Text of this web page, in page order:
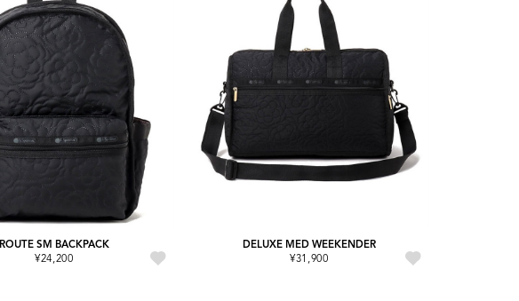
ROUTE SM BACKPACK
¥24,200
DELUXE MED WEEKENDER
¥31,900